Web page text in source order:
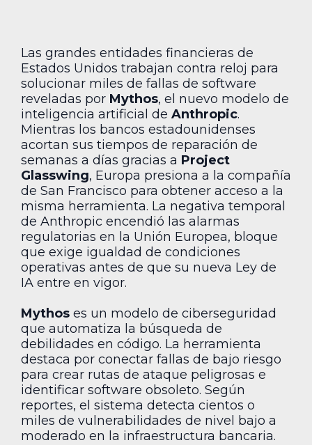
Las grandes entidades financieras de
Estados Unidos trabajan contra reloj para
solucionar miles de fallas de software
reveladas por Mythos, el nuevo modelo de
inteligencia artificial de Anthropic.
Mientras los bancos estadounidenses
acortan sus tiempos de reparación de
semanas a días gracias a Project
Glasswing, Europa presiona a la compañía
de San Francisco para obtener acceso a la
misma herramienta. La negativa temporal
de Anthropic encendió las alarmas
regulatorias en la Unión Europea, bloque
que exige igualdad de condiciones
operativas antes de que su nueva Ley de
IA entre en vigor.
Mythos es un modelo de ciberseguridad
que automatiza la búsqueda de
debilidades en código. La herramienta
destaca por conectar fallas de bajo riesgo
para crear rutas de ataque peligrosas e
identificar software obsoleto. Según
reportes, el sistema detecta cientos o
miles de vulnerabilidades de nivel bajo a
moderado en la infraestructura bancaria.